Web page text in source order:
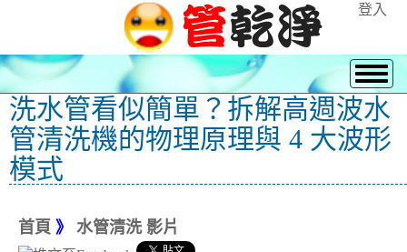
登入
洗水管看似簡單？拆解高週波水
管清洗機的物理原理與 4 大波形
模式
首頁 》 水管清洗 影片